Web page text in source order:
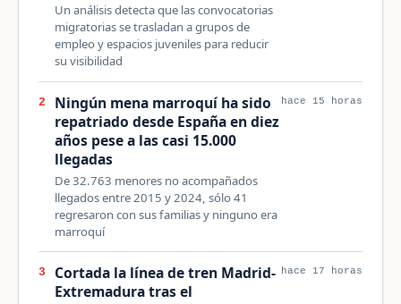
Un análisis detecta que las convocatorias
migratorias se trasladan a grupos de
empleo y espacios juveniles para reducir
su visibilidad
2
Ningún mena marroquí ha sido
repatriado desde España en diez
años pese a las casi 15.000
llegadas
De 32.763 menores no acompañados
llegados entre 2015 y 2024, sólo 41
regresaron con sus familias y ninguno era
marroquí
hace 15 horas
3
Cortada la línea de tren Madrid-
Extremadura tras el
hace 17 horas